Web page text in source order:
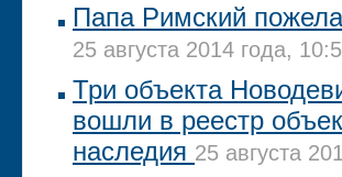
Папа Римский
25 августа 2014 года,
Три объекта
вошли в реестр
наследия 25 августа